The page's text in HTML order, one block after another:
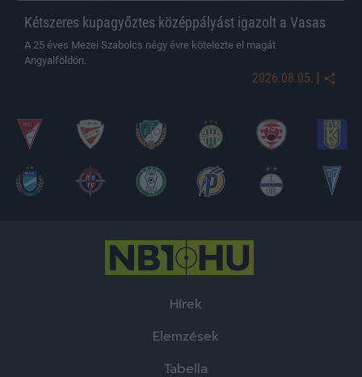
Kétszeres kupagyőztes középpályást igazolt a Vasas
A 25 éves Mezei Szabolcs négy évre kötelezte el magát
Angyalföldön.
2026.08.05. |
Hírek
Elemzések
Tabella